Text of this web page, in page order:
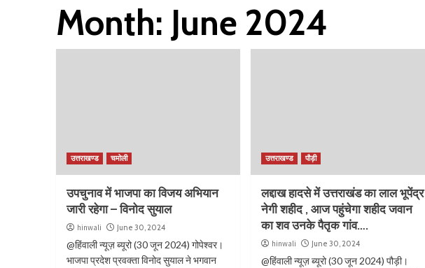
Month: June 2024
उत्तराखण्ड चमोली
उपचुनाव में भाजपा का विजय अभियान
जारी रहेगा – विनोद सुयाल
hinwali June 30, 2024
@हिंवाली न्यूज़ ब्यूरो (30 जून 2024) गोपेश्वर।
भाजपा प्रदेश प्रवक्ता विनोद सुयाल ने भगवान
उत्तराखण्ड पौड़ी
लद्दाख हादसे में उत्तराखंड का लाल भूपेंद्र
नेगी शहीद , आज पहुंचेगा शहीद जवान
का शव उनके पैतृक गांव….
hinwali June 30, 2024
@हिंवाली न्यूज़ ब्यूरो (30 जून 2024) पौड़ी।